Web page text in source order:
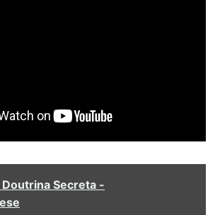
Doutrina Secreta -